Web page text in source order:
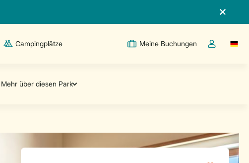
Campingplätze Meine Buchungen
Dropdown-